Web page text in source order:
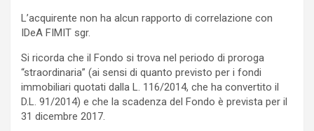
L’acquirente non ha alcun rapporto di correlazione con
IDeA FIMIT sgr.
Si ricorda che il Fondo si trova nel periodo di proroga
“straordinaria” (ai sensi di quanto previsto per i fondi
immobiliari quotati dalla L. 116/2014, che ha convertito il
D.L. 91/2014) e che la scadenza del Fondo è prevista per il
31 dicembre 2017.